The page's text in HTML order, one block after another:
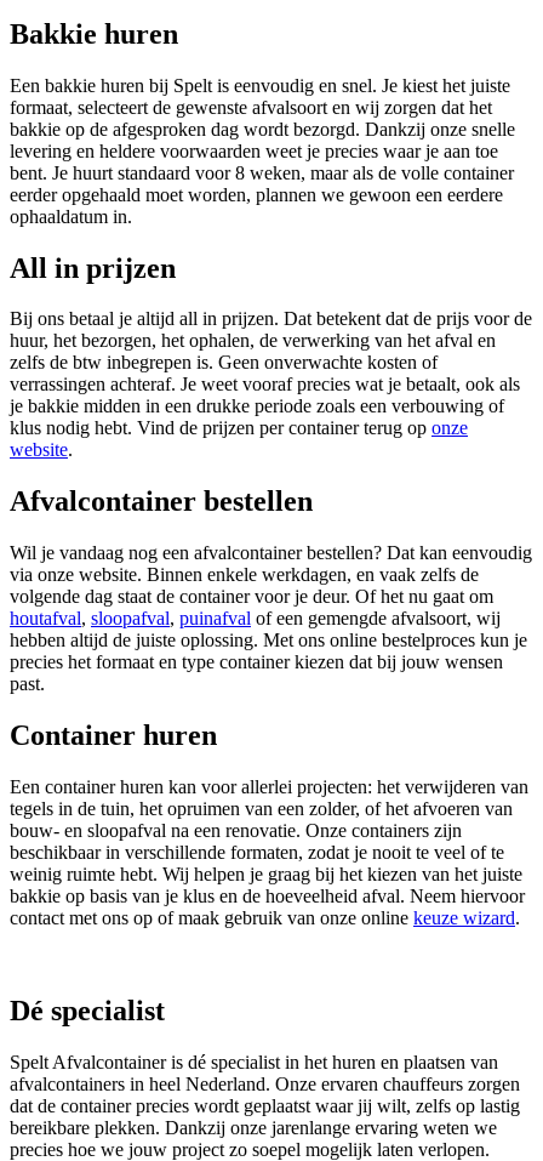
Bakkie huren
Een bakkie huren bij Spelt is eenvoudig en snel. Je kiest het juiste
formaat, selecteert de gewenste afvalsoort en wij zorgen dat het
bakkie op de afgesproken dag wordt bezorgd. Dankzij onze snelle
levering en heldere voorwaarden weet je precies waar je aan toe
bent. Je huurt standaard voor 8 weken, maar als de volle container
eerder opgehaald moet worden, plannen we gewoon een eerdere
ophaaldatum in.
All in prijzen
Bij ons betaal je altijd all in prijzen. Dat betekent dat de prijs voor de
huur, het bezorgen, het ophalen, de verwerking van het afval en
zelfs de btw inbegrepen is. Geen onverwachte kosten of
verrassingen achteraf. Je weet vooraf precies wat je betaalt, ook als
je bakkie midden in een drukke periode zoals een verbouwing of
klus nodig hebt. Vind de prijzen per container terug op onze
website.
Afvalcontainer bestellen
Wil je vandaag nog een afvalcontainer bestellen? Dat kan eenvoudig
via onze website. Binnen enkele werkdagen, en vaak zelfs de
volgende dag staat de container voor je deur. Of het nu gaat om
houtafval, sloopafval, puinafval of een gemengde afvalsoort, wij
hebben altijd de juiste oplossing. Met ons online bestelproces kun je
precies het formaat en type container kiezen dat bij jouw wensen
past.
Container huren
Een container huren kan voor allerlei projecten: het verwijderen van
tegels in de tuin, het opruimen van een zolder, of het afvoeren van
bouw- en sloopafval na een renovatie. Onze containers zijn
beschikbaar in verschillende formaten, zodat je nooit te veel of te
weinig ruimte hebt. Wij helpen je graag bij het kiezen van het juiste
bakkie op basis van je klus en de hoeveelheid afval. Neem hiervoor
contact met ons op of maak gebruik van onze online keuze wizard.
Dé specialist
Spelt Afvalcontainer is dé specialist in het huren en plaatsen van
afvalcontainers in heel Nederland. Onze ervaren chauffeurs zorgen
dat de container precies wordt geplaatst waar jij wilt, zelfs op lastig
bereikbare plekken. Dankzij onze jarenlange ervaring weten we
precies hoe we jouw project zo soepel mogelijk laten verlopen.